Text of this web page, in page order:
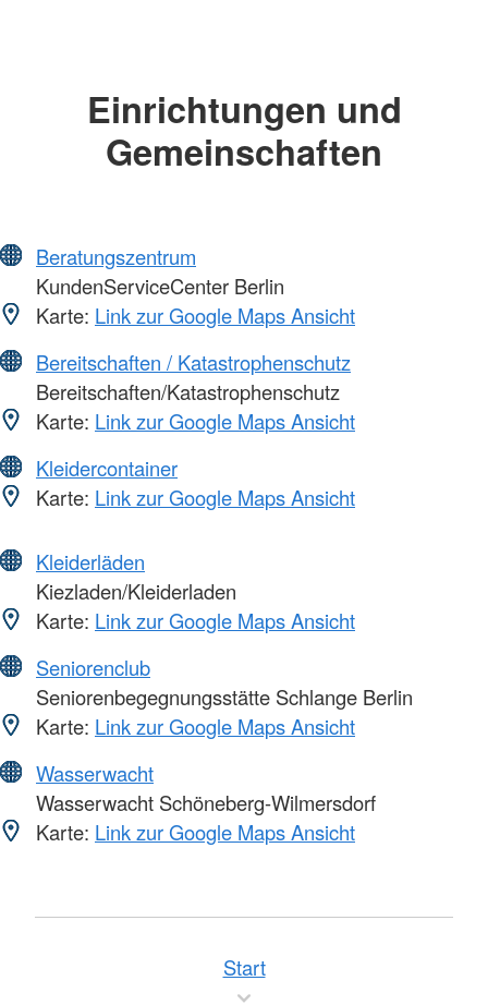
Einrichtungen und
Gemeinschaften
Beratungszentrum
KundenServiceCenter Berlin
Karte: Link zur Google Maps Ansicht
Bereitschaften / Katastrophenschutz
Bereitschaften/Katastrophenschutz
Karte: Link zur Google Maps Ansicht
Kleidercontainer
Karte: Link zur Google Maps Ansicht
Kleiderläden
Kiezladen/Kleiderladen
Karte: Link zur Google Maps Ansicht
Seniorenclub
Seniorenbegegnungsstätte Schlange Berlin
Karte: Link zur Google Maps Ansicht
Wasserwacht
Wasserwacht Schöneberg-Wilmersdorf
Karte: Link zur Google Maps Ansicht
Start